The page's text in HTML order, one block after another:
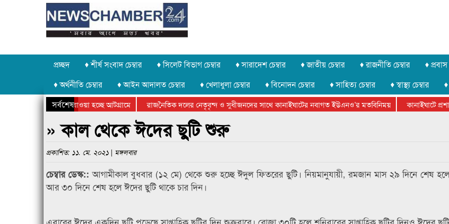
প্রচ্ছদ ♦ শীর্ষ সংবাদ চেম্বার ♦ সিলেট বিভাগ চেম্বার ♦ সারাদেশ চেম্বার ♦ জাতীয় চেম্বার ♦ রাজনীতি চেম্বার ♦ প্রবাস
♦ অর্থনীতি চেম্বার
♦ আইন আদালত চেম্বার ♦ খেলাধুলা চেম্বার ♦ বিনোদন চেম্বার ♦ সাহিত্য চেম্বার ♦ স্বাস্থ্য চেম্বার
সর্বশেষ
চুরি করে নিয়ে যাওয়া হচ্ছে আটগ্রামে রাজনৈতিক দলের নেতৃবৃন্দ ও সুধীজনদের সাথে কানাইঘাটের নবাগত ইউএনও’র মতবিনিময় কানাইঘাটে
ক্রীড়া প্রতিযোগিতার পুরস্কার বিতরণ সম্পন্ন
সিলেটে বাংলাদেশ গ্রুপ থিয়েটার ফেডারেশানের বিভাগীয় অভিনয় কর্মশালা সম্পন্ন
» কাল থেকে ঈদের ছুটি শুরু
প্রকাশিত: ১১. মে. ২০২১ | মঙ্গলবার
চেম্বার ডেস্ক::আগামীকাল বুধবার (১২ মে) থেকে শুরু হচ্ছে ঈদুল ফিতরের ছুটি। নিয়মানুযায়ী, রমজান মাস ২৯ দিনে শেষ
আর ৩০ দিনে শেষ হলে ঈদের ছুটি থাকে চার দিন।